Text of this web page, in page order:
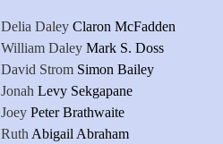
Delia Daley Claron McFadden
William Daley Mark S. Doss
David Strom Simon Bailey
Jonah Levy Sekgapane
Joey Peter Brathwaite
Ruth Abigail Abraham